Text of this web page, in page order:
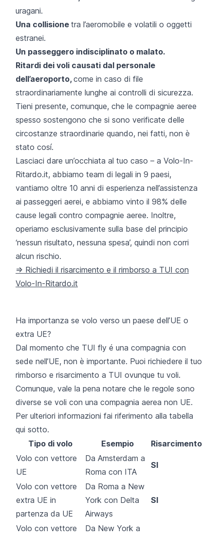
uragani.
Una collisione tra l’aeromobile e volatili o oggetti
estranei.
Un passeggero indisciplinato o malato.
Ritardi dei voli causati dal personale
dell’aeroporto, come in caso di file
straordinariamente lunghe ai controlli di sicurezza.
Tieni presente, comunque, che le compagnie aeree
spesso sostengono che si sono verificate delle
circostanze straordinarie quando, nei fatti, non è
stato cosí.
Lasciaci dare un’occhiata al tuo caso – a Volo-In-
Ritardo.it, abbiamo team di legali in 9 paesi,
vantiamo oltre 10 anni di esperienza nell’assistenza
ai passeggeri aerei, e abbiamo vinto il 98% delle
cause legali contro compagnie aeree. Inoltre,
operiamo esclusivamente sulla base del principio
‘nessun risultato, nessuna spesa’, quindi non corri
alcun rischio.
=> Richiedi il risarcimento e il rimborso a TUI con
Volo-In-Ritardo.it
Ha importanza se volo verso un paese dell’UE o
extra UE?
Dal momento che TUI fly é una compagnia con
sede nell’UE, non è importante. Puoi richiedere il tuo
rimborso e risarcimento a TUI ovunque tu voli.
Comunque, vale la pena notare che le regole sono
diverse se voli con una compagnia aerea non UE.
Per ulteriori informazioni fai riferimento alla tabella
qui sotto.
Tipo di volo
Esempio
Risarcimento
Volo con vettore
UE
Da Amsterdam a
Roma con ITA
SI
Volo con vettore
extra UE in
partenza da UE
Da Roma a New
York con Delta
Airways
SI
Volo con vettore
Da New York a